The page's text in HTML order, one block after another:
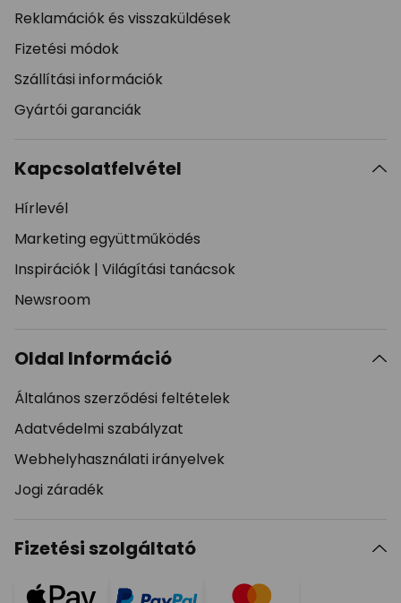
Reklamációk és visszaküldések
Fizetési módok
Szállítási információk
Gyártói garanciák
Kapcsolatfelvétel
Hírlevél
Marketing együttműködés
Inspirációk | Világítási tanácsok
Newsroom
Oldal Információ
Általános szerződési feltételek
Adatvédelmi szabályzat
Webhelyhasználati irányelvek
Jogi záradék
Fizetési szolgáltató